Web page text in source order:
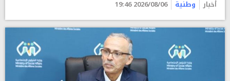
أخبار وطنية 2026/08/06 19:46